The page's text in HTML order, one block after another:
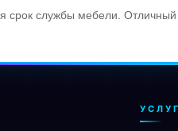
срок службы мебели.